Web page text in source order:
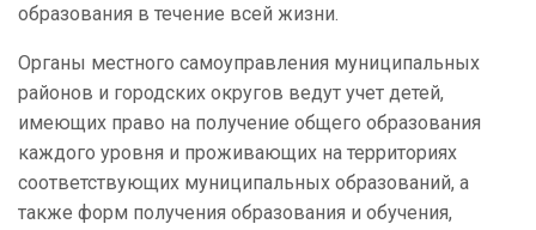
образования в течение всей жизни.
Органы местного самоуправления муниципальных
районов и городских округов ведут учет детей,
имеющих право на получение общего образования
каждого уровня и проживающих на территориях
соответствующих муниципальных образований, а
также форм получения образования и обучения,